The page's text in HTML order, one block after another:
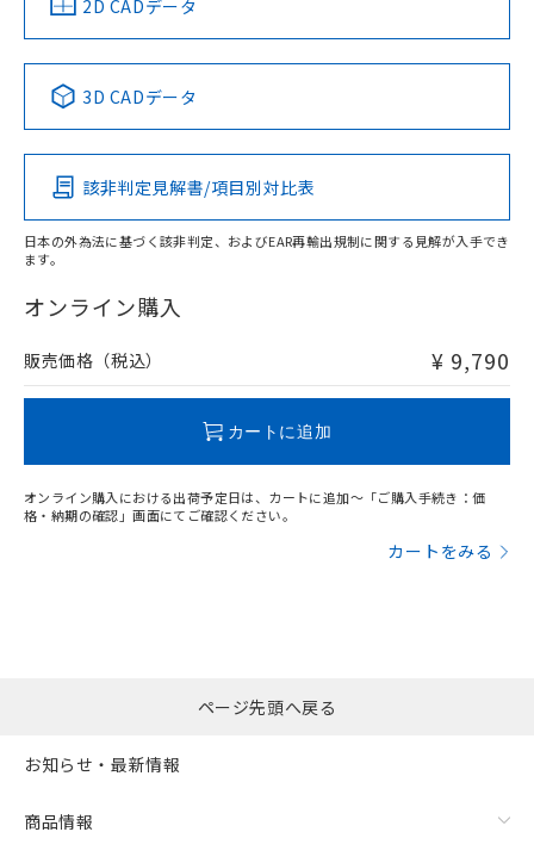
検出領域
Pb Hg Cd Cr(VI)
O
在庫等で未対応品が混在する可能性があります。
問い合わせください。
No No No No
この製品の規格認証/適合状況ページへ
その他の認証はこちらのページからご検索ください
2D CADデータ
3D CADデータ
該非判定見解書/項目別対比表
日本の外為法に基づく該非判定、およびEAR再輸出規制に関する見解が入手でき
ます。
オンライン購入
販売価格（税込） ¥ 9,790
カートに追加
オンライン購入における出荷予定日は、カートに追加～「ご購入手続き：価
格・納期の確認」画面にてご確認ください。
カートをみる
ページ先頭へ戻る
お知らせ・最新情報
商品情報